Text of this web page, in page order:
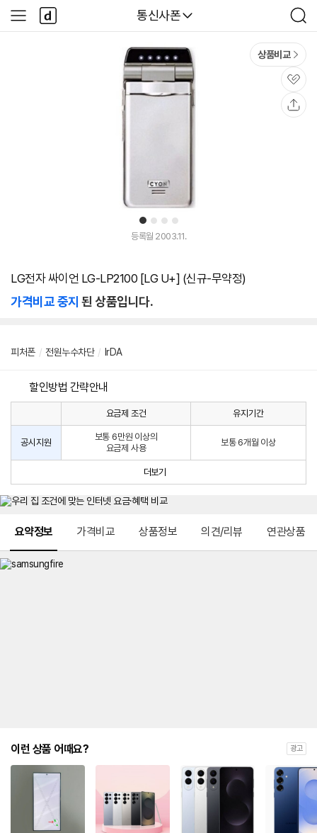
다나와
통신사폰
검
색
사
이
다
나
와
1 2 3 4
상품비교
관
심
등록월 2003.11.
LG전자 싸이언 LG-LP2100 [LG U+] (신규-무약정)
가격비교 중지 된 상품입니다.
피처폰 / 전원누수차단 / lrDA
할인방법 간략안내
원
선
택
약
정
는
대
략
사
인
법
요금제 조건 유지기간
공시지원
보통 6만원 이상의
요금제 사용
보통 6개월 이상
더보기
요약정보 가격비교 상품정보 의견/리뷰 연관상품
이런 상품 어때요? 광고